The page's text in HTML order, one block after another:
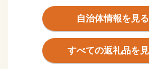
まれた、地方暮らしの両方を楽しめる
関門海峡ふぐ刺身・シャボン玉石けん
明太子など本市ならではの返礼品に加
ナギ・カニなど全国的に人気の返礼品
自治体情報を見る
すべての返礼品を